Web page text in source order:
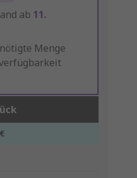
ab 11.
Menge